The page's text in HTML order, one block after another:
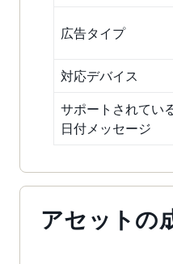
広告タイプ
対応デバイス
サポートされてい
日付メッセージ
アセットの